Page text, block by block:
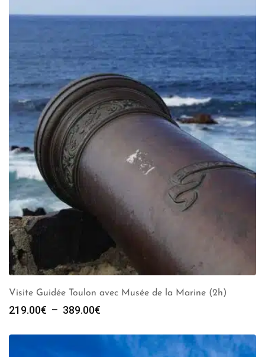
759.00€
Visite Guidée Toulon avec Musée de la Marine (2h)
219.00€ – 389.00€
prix :
219.00€